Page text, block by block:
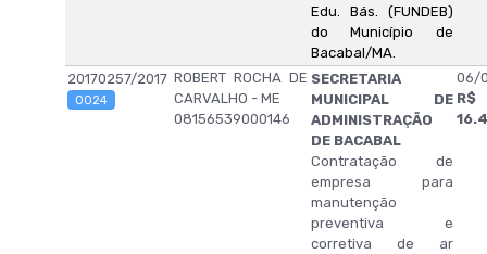
Edu. Bás. (FUNDEB)
do Município de
Bacabal/MA.
20170257/2017
0024
ROBERT ROCHA DE
CARVALHO - ME
08156539000146
SECRETARIA
MUNICIPAL DE
ADMINISTRAÇÃO
DE BACABAL
Contratação de
empresa para
manutenção
preventiva e
corretiva de ar
06/
R$